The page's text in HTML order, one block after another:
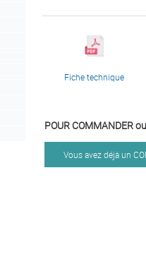
Fiche technique
POUR COMMANDER
Vous avez déjà un